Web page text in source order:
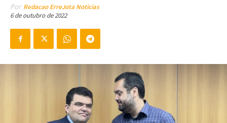
Por Redacao ErreJota Noticias
6 de outubro de 2022